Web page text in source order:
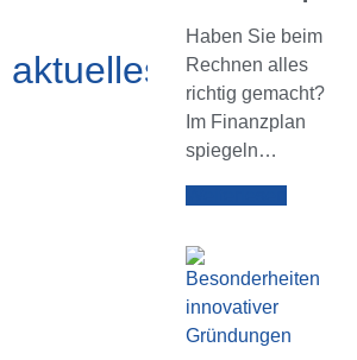
Haben Sie beim
Rechnen alles
richtig gemacht?
Im Finanzplan
spiegeln…
aktuelles.archiv